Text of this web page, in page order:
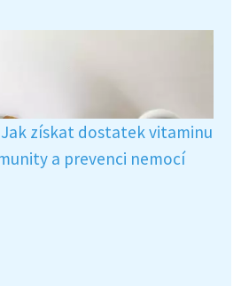
získat dostatek vitaminu
a prevenci nemocí